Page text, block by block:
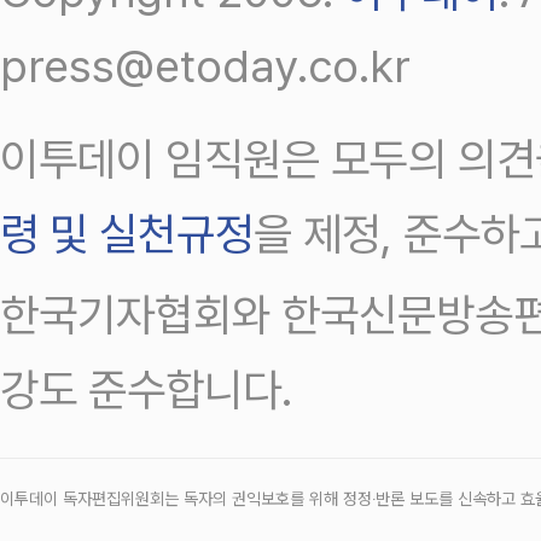
press@etoday.co.kr
이투데이 임직원은 모두의 의
령 및 실천규정을 제정, 준수하
한국기자협회와 한국신문방송
강도 준수합니다.
이투데이 독자편집위원회는 독자의 권익보호를 위해 정정‧반론 보도를 신속하고